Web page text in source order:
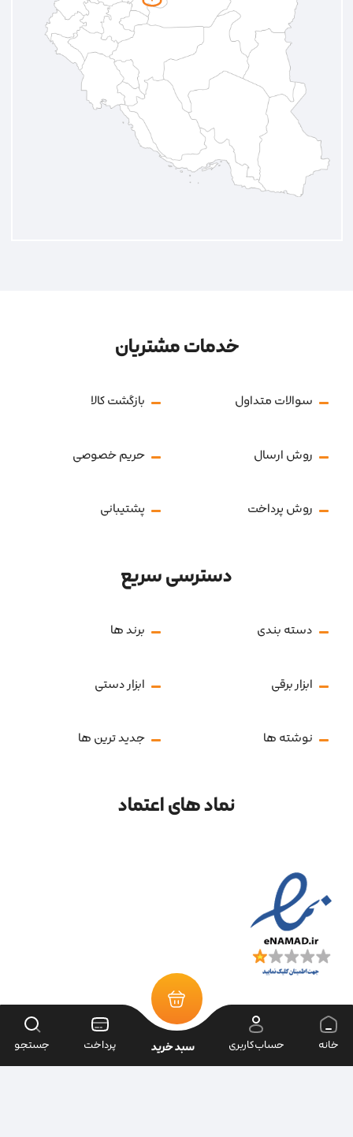
خدمات مشتریان
سوالات متداول بازگشت کالا
روش ارسال حریم خصوصی
روش پرداخت پشتیبانی
دسترسی سریع
دسته بندی برند ها
ابزار برقی ابزار دستی
نوشته ها جدید ترین ها
نماد های اعتماد
خانه حساب‌کاربری سبد خرید پرداخت جستجو